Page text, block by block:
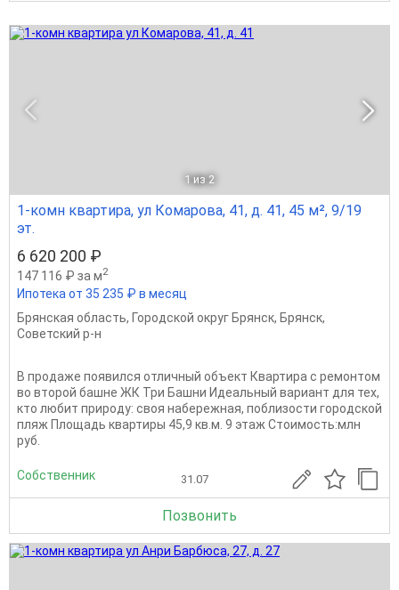
1 из 2
1-комн квартира, ул Комарова, 41, д. 41, 45 м², 9/19
эт.
6 620 200 ₽
147 116 ₽ за м2
Ипотека от 35 235 ₽ в месяц
Брянская область, Городской округ Брянск, Брянск,
Советский р-н
В продаже появился отличный объект Квартира с ремонтом
во второй башне ЖК Три Башни Идеальный вариант для тех,
кто любит природу: своя набережная, поблизости городской
пляж Площадь квартиры 45,9 кв.м. 9 этаж Стоимость:млн
руб.
Собственник 31.07
Позвонить